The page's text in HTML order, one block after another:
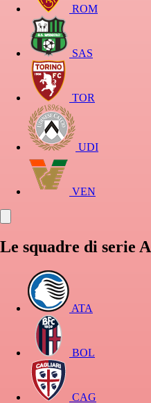
ROM
SAS
TOR
UDI
VEN
Le squadre di serie A
ATA
BOL
CAG